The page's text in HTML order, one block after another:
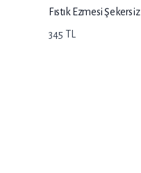
Fıstık Ezmesi Şekersiz
345 TL